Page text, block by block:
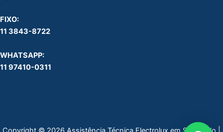
FIXO:
11 3843-8722
WHATSAPP:
11 97410-0311